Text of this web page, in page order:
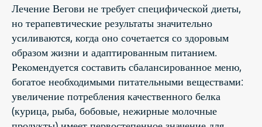
Лечение Вегови не требует специфической диеты,
но терапевтические результаты значительно
усиливаются, когда оно сочетается со здоровым
образом жизни и адаптированным питанием.
Рекомендуется составить сбалансированное меню,
богатое необходимыми питательными веществами:
увеличение потребления качественного белка
(курица, рыба, бобовые, нежирные молочные